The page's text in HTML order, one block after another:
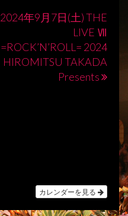
2024年9月7日(土) THE
LIVE Ⅶ
=ROCK’N’ROLL= 2024
HIROMITSU TAKADA
Presents
カレンダーを見る